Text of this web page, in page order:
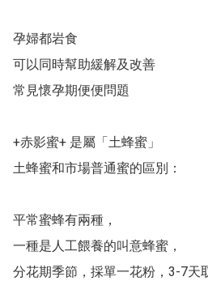
孕婦都岩食
可以同時幫助緩解及改善
常見懷孕期便便問題
+赤影蜜+ 是屬「土蜂蜜」
土蜂蜜和市場普通蜜的區別：
平常蜜蜂有兩種，
一種是人工餵養的叫意蜂蜜，
分花期季節，採單一花粉，3-7天